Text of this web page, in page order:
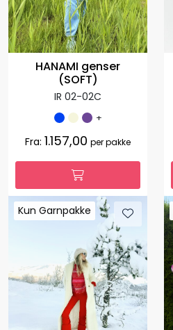
HANAMI genser
(SOFT)
IR 02-02C
+
Fra: 1.157,00 per pakke
Kun Garnpakke
Kun Garnpakke